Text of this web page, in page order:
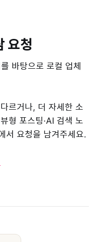
요청
바탕으로 로컬 업체
르거나, 더 자세한 소
형 포스팅·AI 검색 노
서 요청을 남겨주세요.